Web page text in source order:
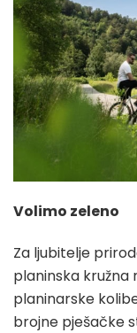
Volimo zeleno
Za ljubitelje
planinska kružna
planinarske
brojne pješačke